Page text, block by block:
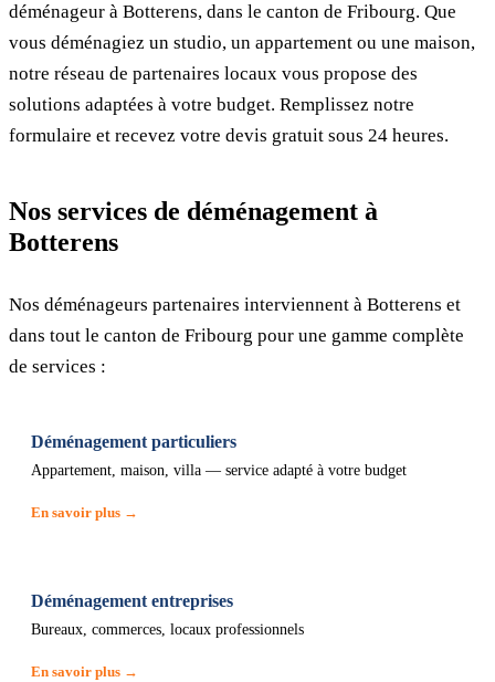
déménageur à Botterens, dans le canton de Fribourg. Que
vous déménagiez un studio, un appartement ou une maison,
notre réseau de partenaires locaux vous propose des
solutions adaptées à votre budget. Remplissez notre
formulaire et recevez votre devis gratuit sous 24 heures.
Nos services de déménagement à
Botterens
Nos déménageurs partenaires interviennent à Botterens et
dans tout le canton de Fribourg pour une gamme complète
de services :
Déménagement particuliers
Appartement, maison, villa — service adapté à votre budget
En savoir plus →
Déménagement entreprises
Bureaux, commerces, locaux professionnels
En savoir plus →